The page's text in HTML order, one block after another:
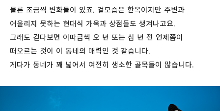
물론 조금씩 변화들이 있죠. 겉모습은 한옥이지만 주변과
어울리지 못하는 현대식 가옥과 상점들도 생겨나고요.
그래도 걷다보면 이따금씩 오 년 또는 십 년 전 언제쯤이
떠오르는 것이 이 동네의 매력인 것 같습니다.
게다가 동네가 꽤 넓어서 여전히 생소한 골목들이 많습니다.